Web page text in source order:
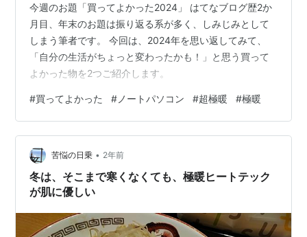
今週のお題「買ってよかった2024」 はてなブログ歴2か
月目、年末のお題は振り返る系が多く、しみじみとして
しまう筆者です。 今回は、2024年を思い返してみて、
「自分の生活がちょっと変わったかも！」と思う買って
よかった物を2つご紹介します。
#買ってよかった # ノートパソコン #超極暖 #極暖
苦悩の日乗 • 2年前
冬は、そこまで寒くなくても、極暖ヒートテック
が肌に優しい